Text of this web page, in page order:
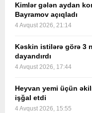
Kimlər gələn aydan
Bayramov açıqladı
4 Avqust 2026, 21:14
Kəskin istilərə görə 3
dayandırdı
4 Avqust 2026, 17:44
Heyvan yemi üçün
işğal etdi
4 Avqust 2026, 15:55